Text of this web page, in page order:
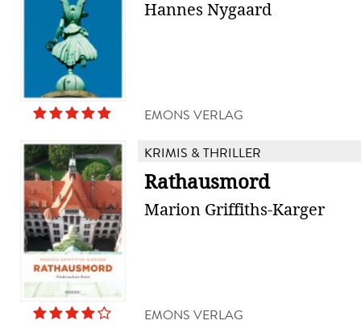
Hannes Nygaard
EMONS VERLAG
KRIMIS & THRILLER
Rathausmord
Marion Griffiths-Karger
EMONS VERLAG